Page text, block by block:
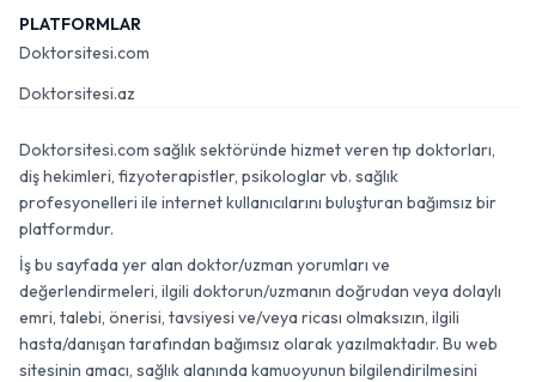
PLATFORMLAR
Doktorsitesi.com
Doktorsitesi.az
Doktorsitesi.com sağlık sektöründe hizmet veren tıp doktorları,
diş hekimleri, fizyoterapistler, psikologlar vb. sağlık
profesyonelleri ile internet kullanıcılarını buluşturan bağımsız bir
platformdur.
İş bu sayfada yer alan doktor/uzman yorumları ve
değerlendirmeleri, ilgili doktorun/uzmanın doğrudan veya dolaylı
emri, talebi, önerisi, tavsiyesi ve/veya ricası olmaksızın, ilgili
hasta/danışan tarafından bağımsız olarak yazılmaktadır. Bu web
sitesinin amacı, sağlık alanında kamuoyunun bilgilendirilmesini